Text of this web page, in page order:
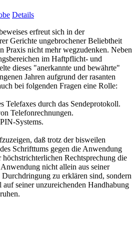
Details
erfreut sich in der
Gerichte ungebrochener Beliebtheit
Praxis nicht mehr wegzudenken. Neben
im Haftpflicht- und
dieses "anerkannte und bewährte"
Jahren aufgrund der rasanten
bei folgenden Fragen eine Rolle:
Telefaxes durch das Sendeprotokoll.
Telefonrechnungen.
Systems.
daß trotz der bisweilen
Schrifttums gegen die Anwendung
höchstrichterlichen Rechtsprechung die
nicht allein aus seiner
zu erklären sind, sondern
seiner unzureichenden Handhabung